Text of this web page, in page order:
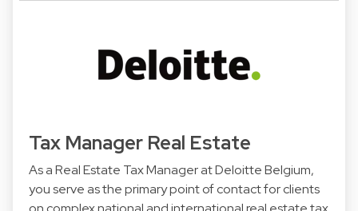
Tax Manager Real Estate
As a Real Estate Tax Manager at Deloitte Belgium,
you serve as the primary point of contact for clients